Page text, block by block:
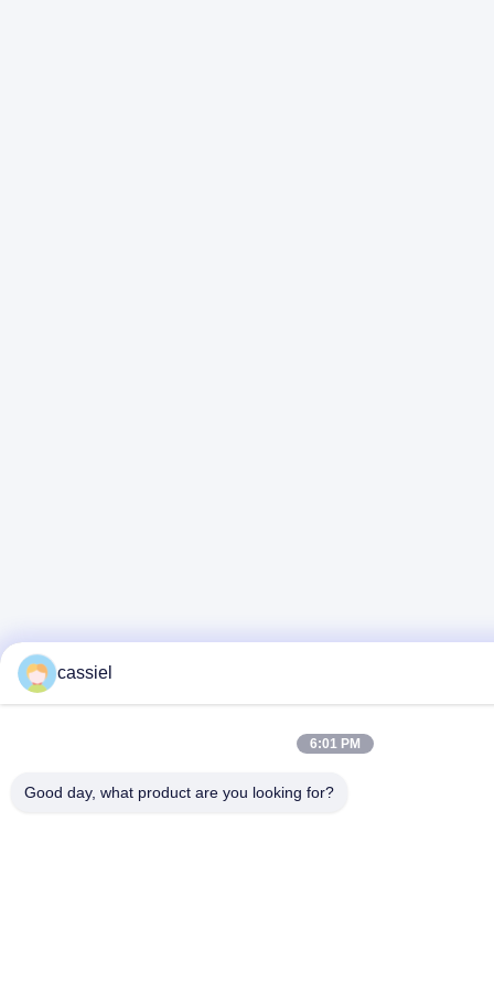
cassiel
6:01 PM
Good day, what product are you looking for?